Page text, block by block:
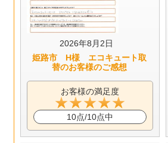
2026年8月2日
姫路市 H様 エコキュート取
替のお客様のご感想
お客様の満足度
10点/10点中